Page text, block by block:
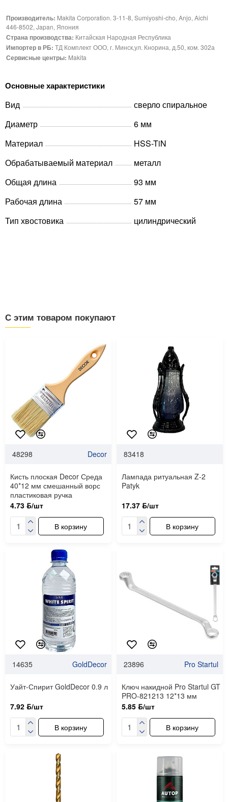
Производитель: Makita Corporation. 3-11-8, Sumiyoshi-cho, Anjo, Aichi
446-8502, Japan, Япония
Страна производства: Китайская Народная Республика
Импортер в РБ: ТД Комплект ООО, г. Минск,ул. Кнорина, д.50, ком. 302а
Сервисные центры: Makita
Основные характеристики
Вид
сверло спиральное
Диаметр
6 мм
Материал
HSS-TiN
Обрабатываемый материал
металл
Общая длина
93 мм
Рабочая длина
57 мм
Тип хвостовика
цилиндрический
С этим товаром покупают
48298 Decor
Кисть плоская Decor Среда
40*12 мм смешанный ворс
пластиковая ручка
4.73 ƃ/шт
В корзину
83418
Лампада ритуальная Z-2
Patyk
17.37 ƃ/шт
В корзину
14635 GoldDecor
Уайт-Спирит GoldDecor 0.9 л
7.92 ƃ/шт
В корзину
23896 Pro Startul
Ключ накидной Pro Startul GT
PRO-821213 12*13 мм
5.85 ƃ/шт
В корзину